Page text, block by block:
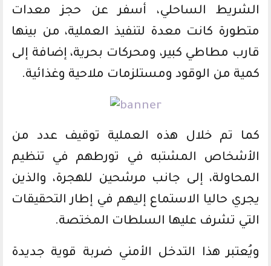
الشريط الساحلي، أسفر عن حجز معدات
متطورة كانت معدة لتنفيذ العملية، من بينها
قارب مطاطي كبير، ومحركات بحرية، إضافة إلى
كمية من الوقود ومستلزمات ملاحية وغذائية.
كما تم خلال هذه العملية توقيف عدد من
الأشخاص المشتبه في تورطهم في تنظيم
المحاولة، إلى جانب مرشحين للهجرة، والذين
يجري حاليا الاستماع إليهم في إطار التحقيقات
التي تشرف عليها السلطات المختصة.
ويُعتبر هذا التدخل الأمني ضربة قوية جديدة